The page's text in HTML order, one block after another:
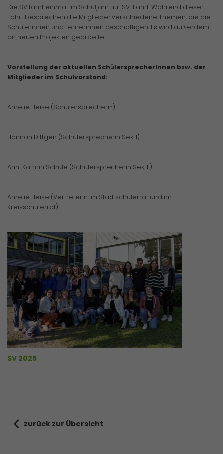
Die SV fährt einmal im Schuljahr auf SV-Fahrt. Während dieser
Fahrt besprechen die Mitglieder verschiedene Themen, die die
Schülerinnen und Lehrerinnen beschäftigen. Es wird außerdem
an neuen Projekten gearbeitet.
Vorstellung der aktuellen SchülersprecherInnen bzw. der
Mitglieder im Schulvorstand:
Amelie Heise (Schülersprecherin)
Hannah Dittgen (Schülersprecherin Sek. I)
Ann-Kathrin Schüle (Schülersprecherin Sek. II)
Amelie Heise (Vertreterin im Stadtschülerrat und im
Kreisschülerrat)
SV 2025
zurück zur Übersicht